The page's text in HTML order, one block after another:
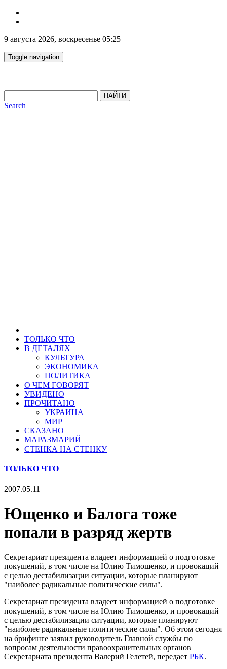
9 августа 2026, воскресенье 05:25
Toggle navigation
НАЙТИ
Search
ТОЛЬКО ЧТО
В ДЕТАЛЯХ
КУЛЬТУРА
ЭКОНОМИКА
ПОЛИТИКА
О ЧЕМ ГОВОРЯТ
УВИДЕНО
ПРОЧИТАНО
УКРАИНА
МИР
СКАЗАНО
МАРАЗМАРИЙ
СТЕНКА НА СТЕНКУ
ТОЛЬКО ЧТО
2007.05.11
Ющенко и Балога тоже
попали в разряд жертв
Секретариат президента владеет информацией о подготовке
покушений, в том числе на Юлию Тимошенко, и провокаций
с целью дестабилизации ситуации, которые планируют
"наиболее радикальные политические силы".
Секретариат президента владеет информацией о подготовке
покушений, в том числе на Юлию Тимошенко, и провокаций
с целью дестабилизации ситуации, которые планируют
"наиболее радикальные политические силы". Об этом сегодня
на брифинге заявил руководитель Главной службы по
вопросам деятельности правоохранительных органов
Секретариата президента Валерий Гелетей, передает РБК.